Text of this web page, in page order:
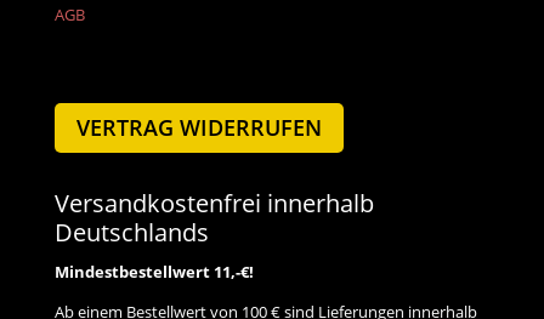
AGB
VERTRAG WIDERRUFEN
Versandkostenfrei innerhalb
Deutschlands
Mindestbestellwert 11,-€!
Ab einem Bestellwert von 100 € sind Lieferungen innerhalb